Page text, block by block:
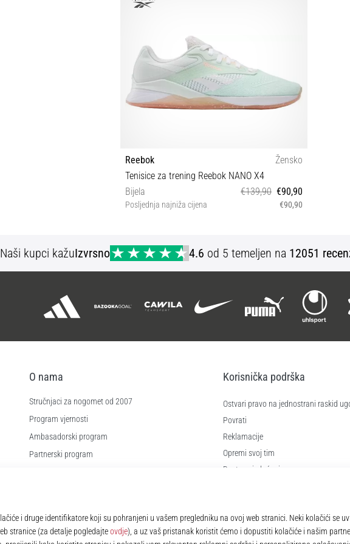
Reebok
Žensko
Tenisice za trening Reebok NANO X4
Bijela
€139,90 €90,90
Posljednja najniža cijena €90,90
Naši kupci kažuIzvrsno 4.6 od 5 temeljen na 12051
O nama
Stručnjaci za nogomet od 2007
Program vjernosti
Ambasadorski program
Partnerski program
Korisnička podrška
Ostvari pravo na jednostrani raskid
Povrati
Reklamacije
Opremi svoj tim
Dostava i plaćanje
Najčešća pitanja
Pravila o zaštiti osobnih podataka